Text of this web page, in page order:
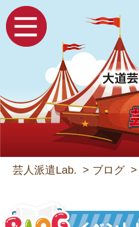
芸人派遣Lab. > ブログ >